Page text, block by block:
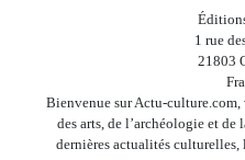
1 rue
21803
Bienvenue sur Actu-culture.com,
des arts, de l’archéologie et
dernières actualités culturelles,